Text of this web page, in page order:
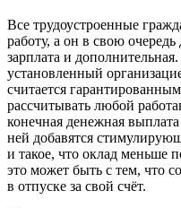
Все трудоустроенные
работу, а он в свою
зарплата и
установленный
считается
рассчитывать любой
конечная денежная
ней добавятся
и такое, что оклад меньше
это может быть с тем, что
в отпуске за свой счёт.